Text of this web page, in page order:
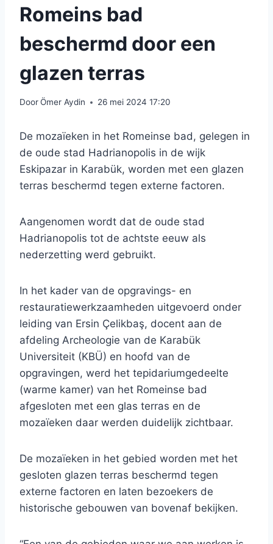
Romeins bad
beschermd door een
glazen terras
DoorÖmer Aydin 26 mei 2024 17:20
De mozaïeken in het Romeinse bad, gelegen in
de oude stad Hadrianopolis in de wijk
Eskipazar in Karabük, worden met een glazen
terras beschermd tegen externe factoren.
Aangenomen wordt dat de oude stad
Hadrianopolis tot de achtste eeuw als
nederzetting werd gebruikt.
In het kader van de opgravings- en
restauratiewerkzaamheden uitgevoerd onder
leiding van Ersin Çelikbaş, docent aan de
afdeling Archeologie van de Karabük
Universiteit (KBÜ) en hoofd van de
opgravingen, werd het tepidariumgedeelte
(warme kamer) van het Romeinse bad
afgesloten met een glas terras en de
mozaïeken daar werden duidelijk zichtbaar.
De mozaïeken in het gebied worden met het
gesloten glazen terras beschermd tegen
externe factoren en laten bezoekers de
historische gebouwen van bovenaf bekijken.